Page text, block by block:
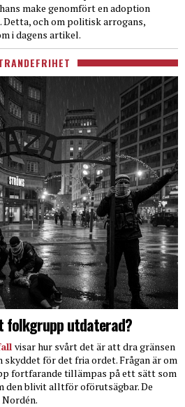
make genomfört en adoption
och om politisk arrogans,
i dagens artikel.
folkgrupp utdaterad?
visar hur svårt det är att dra gränsen
för det fria ordet. Frågan är om
fortfarande tillämpas på ett sätt som
blivit alltför oförutsägbar. De